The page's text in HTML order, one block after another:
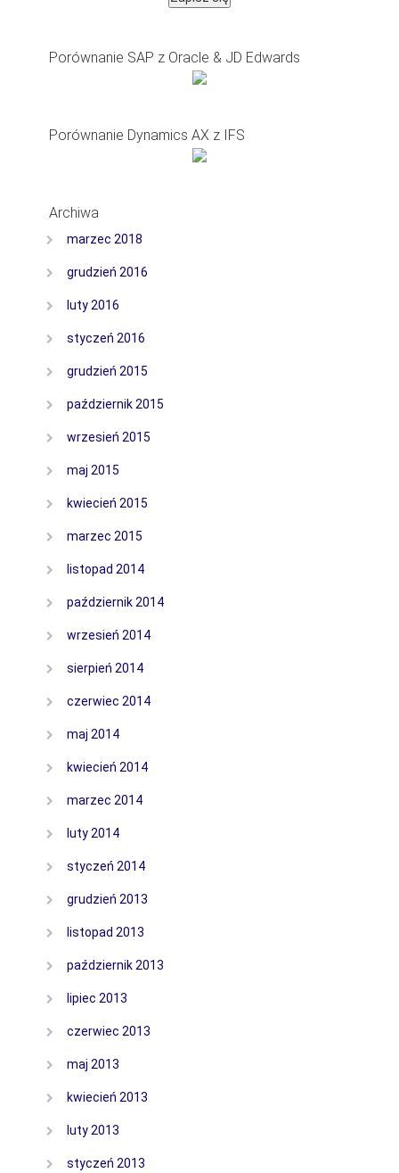
Porównanie SAP z Oracle & JD Edwards
Porównanie Dynamics AX z IFS
Archiwa
marzec 2018
grudzień 2016
luty 2016
styczeń 2016
grudzień 2015
październik 2015
wrzesień 2015
maj 2015
kwiecień 2015
marzec 2015
listopad 2014
październik 2014
wrzesień 2014
sierpień 2014
czerwiec 2014
maj 2014
kwiecień 2014
marzec 2014
luty 2014
styczeń 2014
grudzień 2013
listopad 2013
październik 2013
lipiec 2013
czerwiec 2013
maj 2013
kwiecień 2013
luty 2013
styczeń 2013